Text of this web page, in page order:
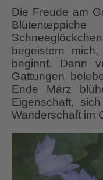
Die Freude am
begeistern
beginnt. Dann
Gattungen
Ende März
Eigenschaft,
Wanderschaft im